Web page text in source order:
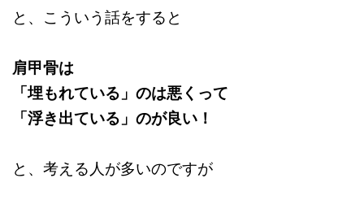
と、こういう話をすると
肩甲骨は
「埋もれている」のは悪くって
「浮き出ている」のが良い！
と、考える人が多いのですが